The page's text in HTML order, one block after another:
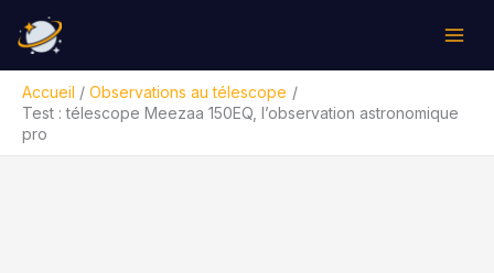
contenu
Accueil
Observations au télescope
Test : télescope Meezaa 150EQ, l’observation astronomique
pro
Rechercher